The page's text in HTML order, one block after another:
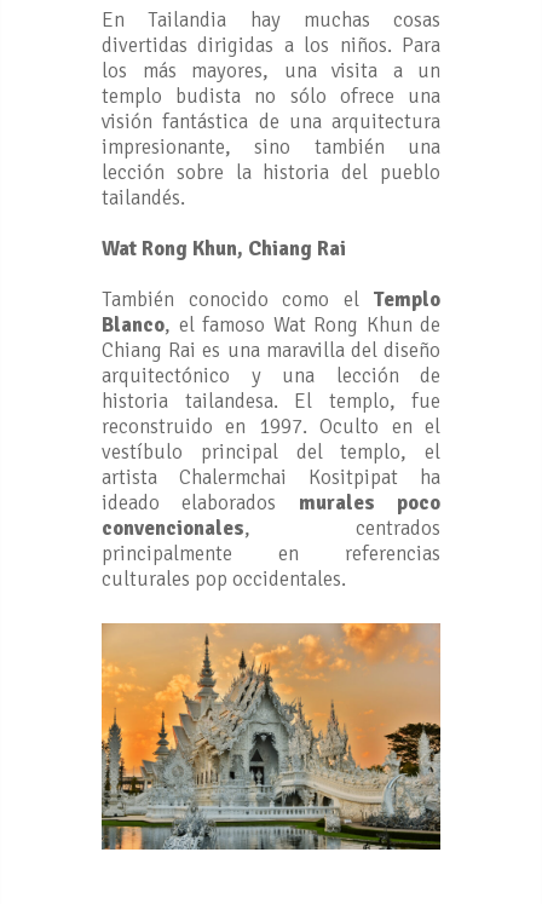
En Tailandia hay muchas cosas
divertidas dirigidas a los niños. Para
los más mayores, una visita a un
templo budista no sólo ofrece una
visión fantástica de una arquitectura
impresionante, sino también una
lección sobre la historia del pueblo
tailandés.
Wat Rong Khun, Chiang Rai
También conocido como el Templo
Blanco, el famoso Wat Rong Khun de
Chiang Rai es una maravilla del diseño
arquitectónico y una lección de
historia tailandesa. El templo, fue
reconstruido en 1997. Oculto en el
vestíbulo principal del templo, el
artista Chalermchai Kositpipat ha
ideado elaborados murales poco
convencionales, centrados
principalmente en referencias
culturales pop occidentales.